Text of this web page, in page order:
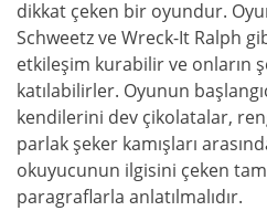
dikkat çeken bir oyundur.
Schweetz ve Wreck-It Ralph
etkileşim kurabilir ve onların
katılabilirler. Oyunun
kendilerini dev çikolatalar,
parlak şeker kamışları
okuyucunun ilgisini çeken
paragraflarla anlatılmalıdır.